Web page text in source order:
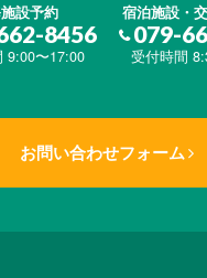
設予約
8456
9:00〜17:00
宿泊施設・
079-
受付時間
お問い合わせフォーム